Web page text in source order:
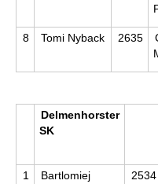
8 Tomi Nyback 2635
Delmenhorster
SK
1
Bartlomiej
2534